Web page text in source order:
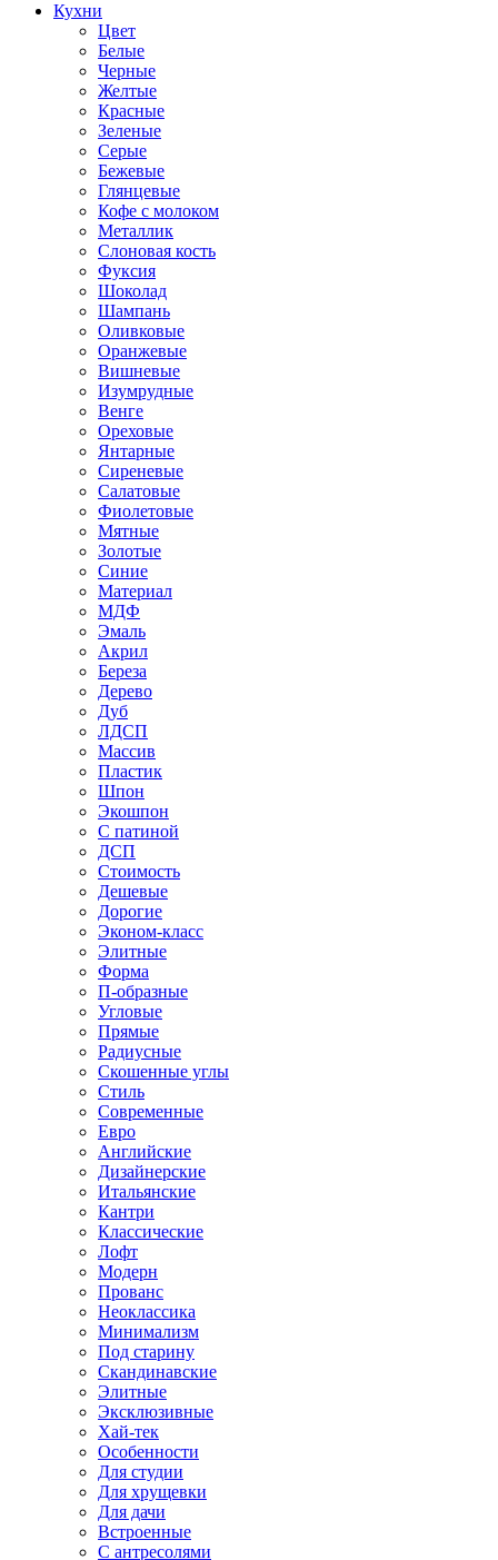
Кухни
Цвет
Белые
Черные
Желтые
Красные
Зеленые
Серые
Бежевые
Глянцевые
Кофе с молоком
Металлик
Слоновая кость
Фуксия
Шоколад
Шампань
Оливковые
Оранжевые
Вишневые
Изумрудные
Венге
Ореховые
Янтарные
Сиреневые
Салатовые
Фиолетовые
Мятные
Золотые
Синие
Материал
МДФ
Эмаль
Акрил
Береза
Дерево
Дуб
ЛДСП
Массив
Пластик
Шпон
Экошпон
С патиной
ДСП
Стоимость
Дешевые
Дорогие
Эконом-класс
Элитные
Форма
П-образные
Угловые
Прямые
Радиусные
Скошенные углы
Стиль
Современные
Евро
Английские
Дизайнерские
Итальянские
Кантри
Классические
Лофт
Модерн
Прованс
Неоклассика
Минимализм
Под старину
Скандинавские
Элитные
Эксклюзивные
Хай-тек
Особенности
Для студии
Для хрущевки
Для дачи
Встроенные
С антресолями